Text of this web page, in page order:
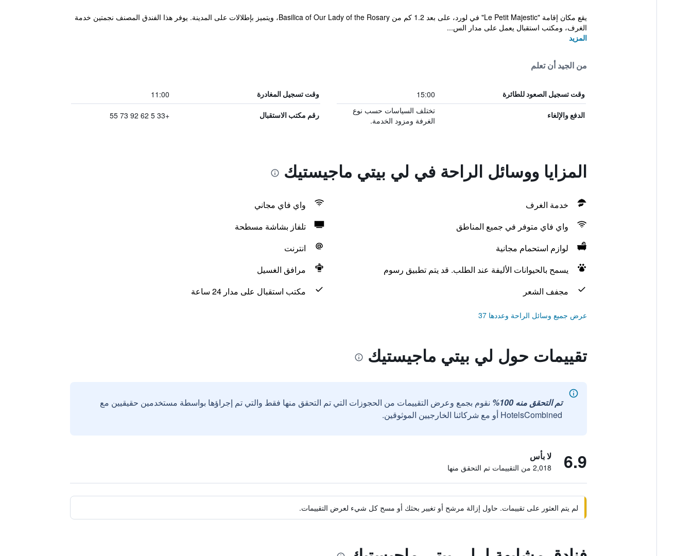
يقع مكان إقامة "Le Petit Majestic" في لورد، على بعد 1.2 كم من Basilica of Our Lady of the Rosary، ويتميز بإطلالات على المدينة. يوفر هذا الفندق المصنف نجمتين خدمة
الغرف، ومكتب استقبال يعمل على مدار الس...
المزيد
من الجيد أن تعلم
وقت تسجيل الصعود للطائرة 15:00 وقت تسجيل المغادرة 11:00
الدفع والإلغاء
تختلف السياسات حسب نوع
الغرفة ومزود الخدمة.
رقم مكتب الاستقبال +33 5 62 92 73 55
المزايا ووسائل الراحة في لي بيتي ماجيستيك
خدمة الغرف
واي فاي مجاني
واي فاي متوفر في جميع المناطق
تلفاز بشاشة مسطحة
لوازم استحمام مجانية
انترنت
يسمح بالحيوانات الأليفة عند الطلب. قد يتم تطبيق رسوم
مرافق الغسيل
مجفف الشعر
مكتب استقبال على مدار 24 ساعة
عرض جميع وسائل الراحة وعددها 37
تقييمات حول لي بيتي ماجيستيك
تم التحقق منه 100%
نقوم بجمع وعرض التقييمات من الحجوزات التي تم التحقق منها فقط والتي تم إجراؤها بواسطة مستخدمين حقيقيين مع
HotelsCombined أو مع شركائنا الخارجيين الموثوقين.
6.9 لا بأس
2,018 من التقييمات تم التحقق منها
لم يتم العثور على تقييمات. حاول إزالة مرشح أو تغيير بحثك أو مسح كل شيء لعرض التقييمات.